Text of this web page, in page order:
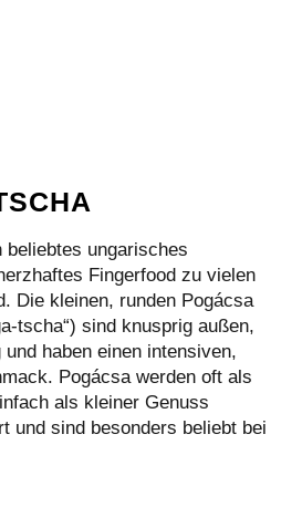
ungarisches
Fingerfood zu vielen
Die kleinen, runden Pogácsa
tscha“) sind knusprig außen,
haben einen intensiven,
Pogácsa werden oft als
als kleiner Genuss
und sind besonders beliebt bei